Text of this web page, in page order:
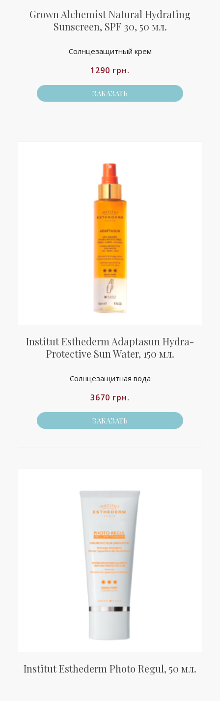
Grown Alchemist Natural Hydrating
Sunscreen, SPF 30, 50 мл.
Солнцезащитный крем
1290 грн.
ЗАКАЗАТЬ
Institut Esthederm Adaptasun Hydra-
Protective Sun Water, 150 мл.
Солнцезащитная вода
3670 грн.
ЗАКАЗАТЬ
Institut Esthederm Photo Regul, 50 мл.